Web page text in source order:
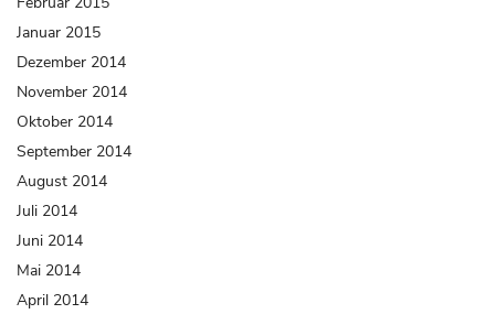
Januar 2015
Dezember 2014
November 2014
Oktober 2014
September 2014
August 2014
Juli 2014
Juni 2014
Mai 2014
April 2014